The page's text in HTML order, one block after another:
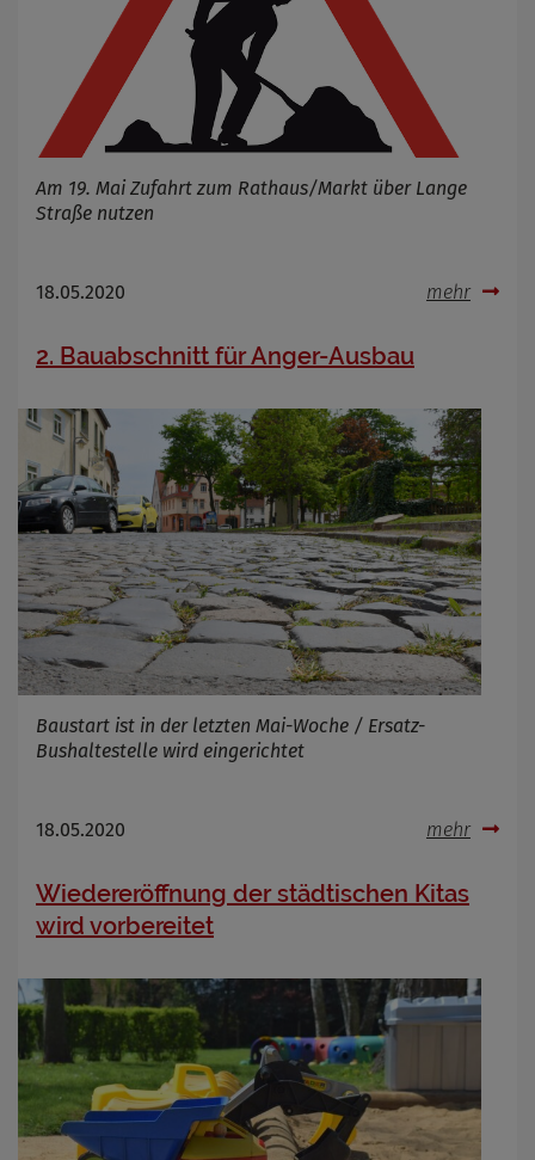
Am 19. Mai Zufahrt zum Rathaus/Markt über Lange
Straße nutzen
18.05.2020 mehr
2. Bauabschnitt für Anger-Ausbau
Baustart ist in der letzten Mai-Woche / Ersatz-
Bushaltestelle wird eingerichtet
18.05.2020 mehr
Wiedereröffnung der städtischen Kitas
wird vorbereitet